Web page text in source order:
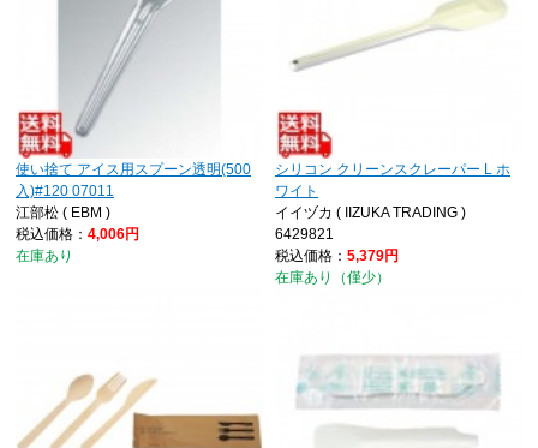
使い捨て アイス用スプーン透明(500
入)#120 07011
江部松 ( EBM )
税込価格： 4,006円
在庫あり
シリコン クリーンスクレーパー L ホ
ワイト
イイヅカ ( IIZUKA TRADING )
6429821
税込価格： 5,379円
在庫あり（僅少）